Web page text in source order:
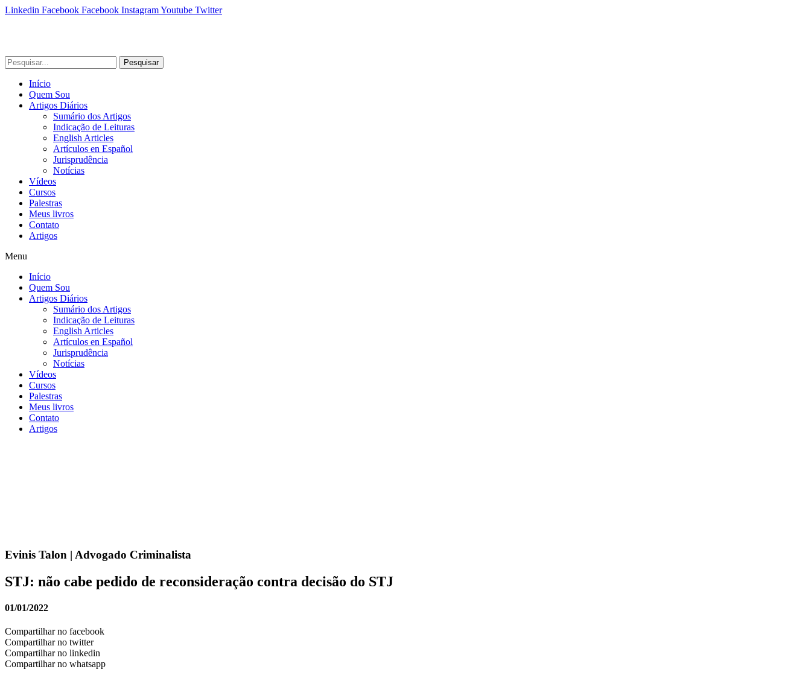
Linkedin Facebook Facebook InstagramYoutube Twitter
Pesquisar
Início
Quem Sou
Artigos Diários
Sumário dos Artigos
Indicação de Leituras
English Articles
Artículos en Español
Jurisprudência
Notícias
Vídeos
Cursos
Palestras
Meus livros
Contato
Artigos
Menu
Início
Quem Sou
Artigos Diários
Sumário dos Artigos
Indicação de Leituras
English Articles
Artículos en Español
Jurisprudência
Notícias
Vídeos
Cursos
Palestras
Meus livros
Contato
Artigos
Evinis Talon | Advogado Criminalista
STJ: não cabe pedido de reconsideração contra decisão do STJ
01/01/2022
Compartilhar no facebook
Compartilhar no twitter
Compartilhar no linkedin
Compartilhar no whatsapp